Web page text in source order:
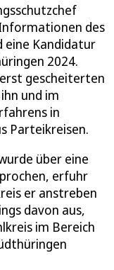
des
eine Kandidatur
2024.
gescheiterten
und im
in
Parteikreisen.
über eine
erfuhr
er anstreben
davon aus,
im Bereich